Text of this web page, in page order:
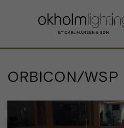
ORBICON/WSP